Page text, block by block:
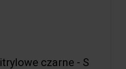
czarne - S